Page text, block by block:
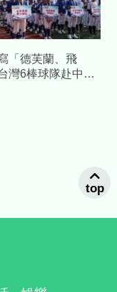
「德芙蘭、飛
灣6棒球隊赴中交
top